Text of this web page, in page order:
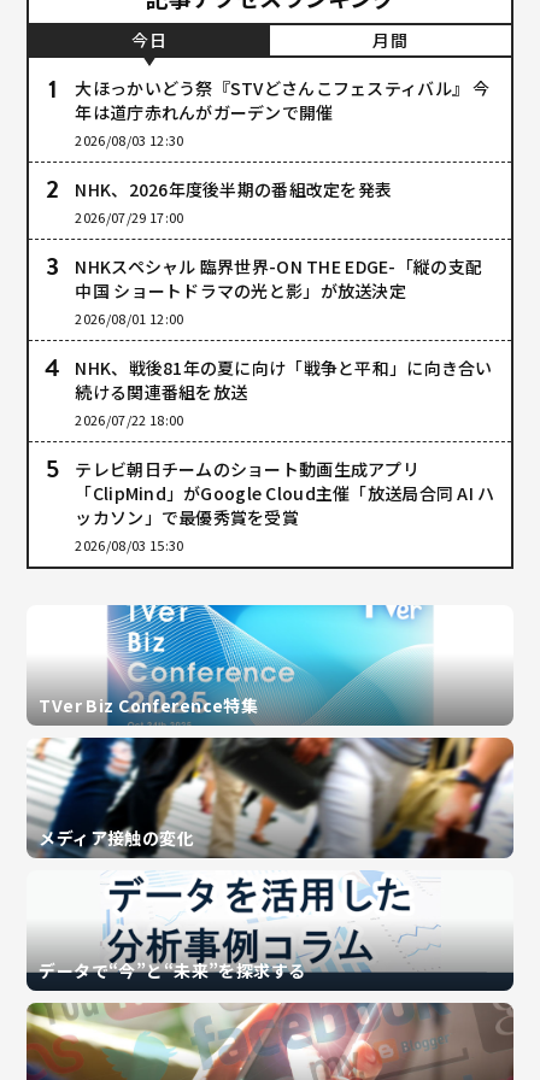
今日
月間
大ほっかいどう祭『STVどさんこフェスティバル』 今
年は道庁赤れんがガーデンで開催
2026/08/03 12:30
NHK、2026年度後半期の番組改定を発表
2026/07/29 17:00
NHKスペシャル 臨界世界-ON THE EDGE-「縦の支配
中国 ショートドラマの光と影」が放送決定
2026/08/01 12:00
NHK、戦後81年の夏に向け「戦争と平和」に向き合い
続ける関連番組を放送
2026/07/22 18:00
テレビ朝日チームのショート動画生成アプリ
「ClipMind」がGoogle Cloud主催「放送局合同 AI ハ
ッカソン」で最優秀賞を受賞
2026/08/03 15:30
TVer Biz Conference特集
メディア接触の変化
データで“今”と“未来”を探求する